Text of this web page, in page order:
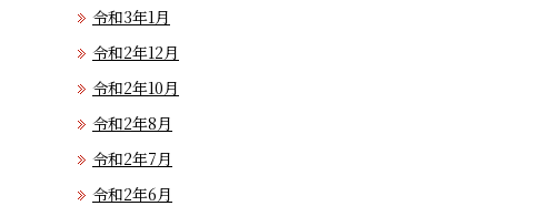
令和3年1月
令和2年12月
令和2年10月
令和2年8月
令和2年7月
令和2年6月